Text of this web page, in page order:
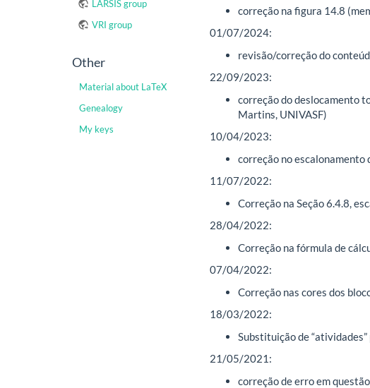
LARSIS group
VRI group
Other
Material about LaTeX
Genealogy
My keys
correção na figura 14.8
01/07/2024:
revisão/correção do
22/09/2023:
correção do deslocamento
Martins, UNIVASF)
10/04/2023:
correção no
11/07/2022:
Correção na Seção 6.4.8,
28/04/2022:
Correção na fórmula de
07/04/2022:
Correção nas cores dos
18/03/2022:
Substituição de
21/05/2021:
correção de erro em